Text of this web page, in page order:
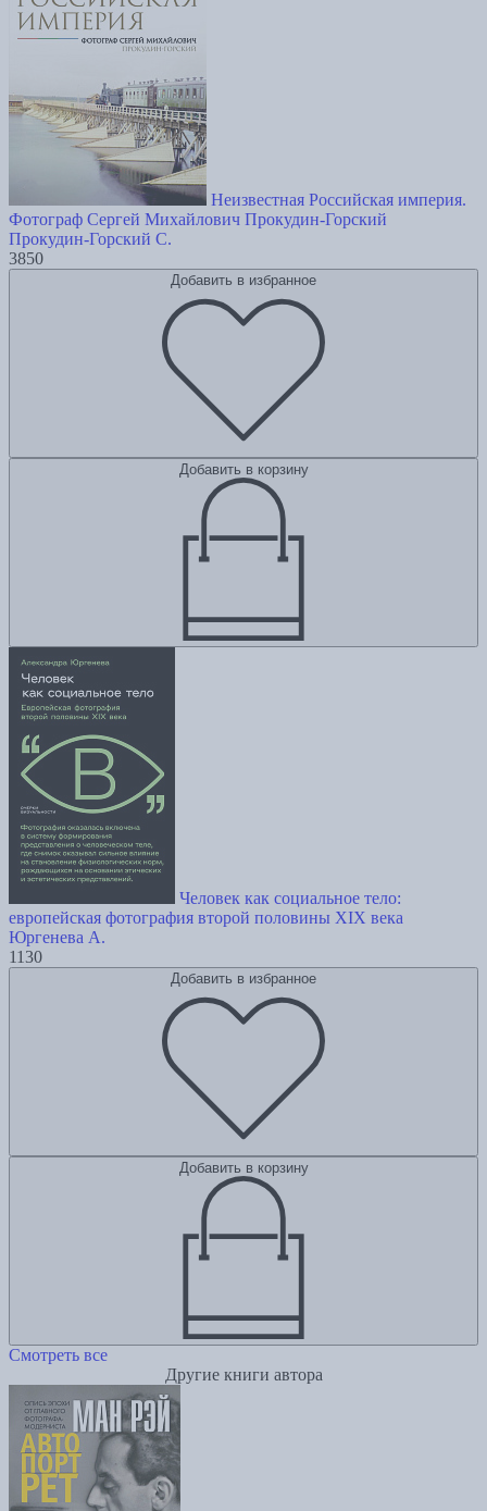
Неизвестная Российская империя.
Фотограф Сергей Михайлович Прокудин-Горский
Прокудин-Горский С.
3850
Добавить в избранное
Добавить в корзину
Человек как социальное тело:
европейская фотография второй половины XIX века
Юргенева А.
1130
Добавить в избранное
Добавить в корзину
Смотреть все
Другие книги автора